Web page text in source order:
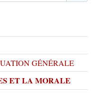
GÉNÉRALE
ET LA MORALE